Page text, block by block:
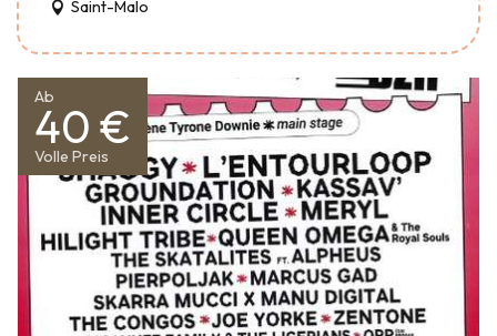
Saint-Malo
Ab
40 €
Volle Preis